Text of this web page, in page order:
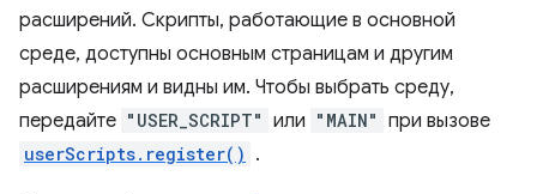
расширений. Скрипты, работающие в основной
среде, доступны основным страницам и другим
расширениям и видны им. Чтобы выбрать среду,
передайте "USER_SCRIPT" или "MAIN" при вызове
userScripts.register() .